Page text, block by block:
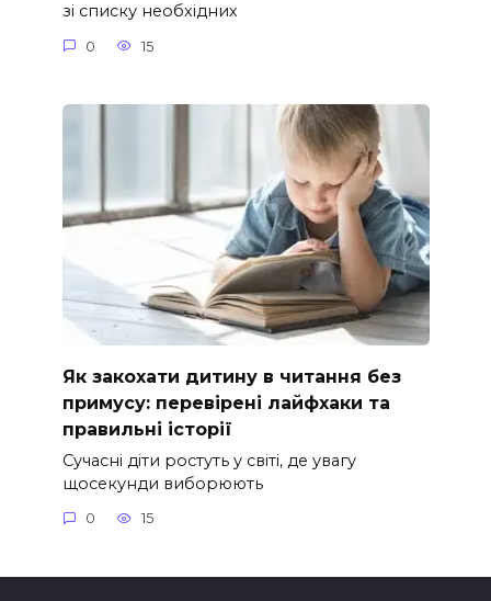
зі списку необхідних
0 15
Як закохати дитину в читання без
примусу: перевірені лайфхаки та
правильні історії
Сучасні діти ростуть у світі, де увагу
щосекунди виборюють
0 15